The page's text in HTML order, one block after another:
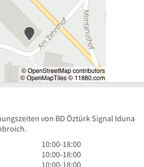
von BD Öztürk Signal Iduna
10
Uhr
bis
10:00-18:00
10
Uhr
10:00-18:00
10
10:00-18:00